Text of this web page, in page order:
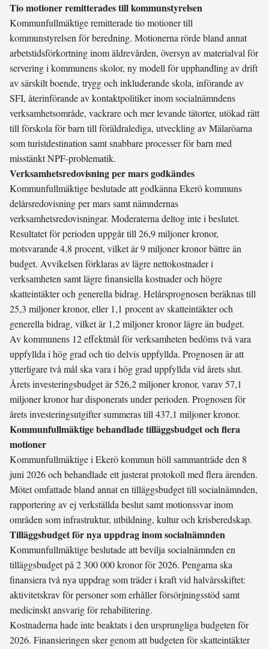
Tio motioner remitterades till kommunstyrelsen
Kommunfullmäktige remitterade tio motioner till
kommunstyrelsen för beredning. Motionerna rörde bland annat
arbetstidsförkortning inom äldrevården, översyn av materialval för
servering i kommunens skolor, ny modell för upphandling av drift
av särskilt boende, trygg och inkluderande skola, införande av
SFI, återinförande av kontaktpolitiker inom socialnämndens
verksamhetsområde, vackrare och mer levande tätorter, utökad rätt
till förskola för barn till föräldralediga, utveckling av Mälaröarna
som turistdestination samt snabbare processer för barn med
misstänkt NPF-problematik.
Verksamhetsredovisning per mars godkändes
Kommunfullmäktige beslutade att godkänna Ekerö kommuns
delårsredovisning per mars samt nämndernas
verksamhetsredovisningar. Moderaterna deltog inte i beslutet.
Resultatet för perioden uppgår till 26,9 miljoner kronor,
motsvarande 4,8 procent, vilket är 9 miljoner kronor bättre än
budget. Avvikelsen förklaras av lägre nettokostnader i
verksamheten samt lägre finansiella kostnader och högre
skatteintäkter och generella bidrag. Helårsprognosen beräknas till
25,3 miljoner kronor, eller 1,1 procent av skatteintäkter och
generella bidrag, vilket är 1,2 miljoner kronor lägre än budget.
Av kommunens 12 effektmål för verksamheten bedöms två vara
uppfyllda i hög grad och tio delvis uppfyllda. Prognosen är att
ytterligare två mål ska vara i hög grad uppfyllda vid årets slut.
Årets investeringsbudget är 526,2 miljoner kronor, varav 57,1
miljoner kronor har disponerats under perioden. Prognosen för
årets investeringsutgifter summeras till 437,1 miljoner kronor.
Kommunfullmäktige behandlade tilläggsbudget och flera
motioner
Kommunfullmäktige i Ekerö kommun höll sammanträde den 8
juni 2026 och behandlade ett justerat protokoll med flera ärenden.
Mötet omfattade bland annat en tilläggsbudget till socialnämnden,
rapportering av ej verkställda beslut samt motionssvar inom
områden som infrastruktur, utbildning, kultur och krisberedskap.
Tilläggsbudget för nya uppdrag inom socialnämnden
Kommunfullmäktige beslutade att bevilja socialnämnden en
tilläggsbudget på 2 300 000 kronor för 2026. Pengarna ska
finansiera två nya uppdrag som träder i kraft vid halvårsskiftet:
aktivitetskrav för personer som erhåller försörjningsstöd samt
medicinskt ansvarig för rehabilitering.
Kostnaderna hade inte beaktats i den ursprungliga budgeten för
2026. Finansieringen sker genom att budgeten för skatteintäkter